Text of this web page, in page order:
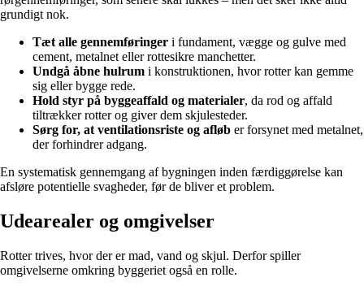
grundigt nok.
Tæt alle gennemføringer i fundament, vægge og gulve med
cement, metalnet eller rottesikre manchetter.
Undgå åbne hulrum i konstruktionen, hvor rotter kan gemme
sig eller bygge rede.
Hold styr på byggeaffald og materialer, da rod og affald
tiltrækker rotter og giver dem skjulesteder.
Sørg for, at ventilationsriste og afløb er forsynet med metalnet,
der forhindrer adgang.
En systematisk gennemgang af bygningen inden færdiggørelse kan
afsløre potentielle svagheder, før de bliver et problem.
Udearealer og omgivelser
Rotter trives, hvor der er mad, vand og skjul. Derfor spiller
omgivelserne omkring byggeriet også en rolle.